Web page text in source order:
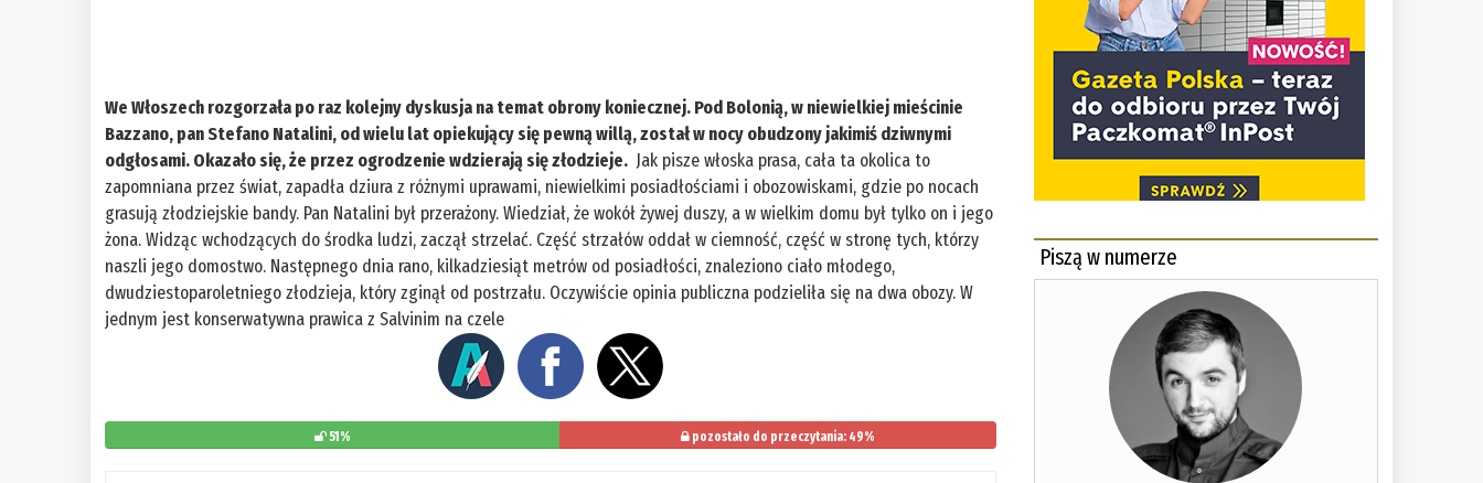
We Włoszech rozgorzała po raz kolejny dyskusja na temat obrony koniecznej. Pod Bolonią, w niewielkiej mieścinie
Bazzano, pan Stefano Natalini, od wielu lat opiekujący się pewną willą, został w nocy obudzony jakimiś dziwnymi
odgłosami. Okazało się, że przez ogrodzenie wdzierają się złodzieje. Jak pisze włoska prasa, cała ta okolica to
zapomniana przez świat, zapadła dziura z różnymi uprawami, niewielkimi posiadłościami i obozowiskami, gdzie po nocach
grasują złodziejskie bandy. Pan Natalini był przerażony. Wiedział, że wokół żywej duszy, a w wielkim domu był tylko on i jego
żona. Widząc wchodzących do środka ludzi, zaczął strzelać. Część strzałów oddał w ciemność, część w stronę tych, którzy
naszli jego domostwo. Następnego dnia rano, kilkadziesiąt metrów od posiadłości, znaleziono ciało młodego,
dwudziestoparoletniego złodzieja, który zginął od postrzału. Oczywiście opinia publiczna podzieliła się na dwa obozy. W
jednym jest konserwatywna prawica z Salvinim na czele
51% pozostało do przeczytania: 49%
Piszą w numerze